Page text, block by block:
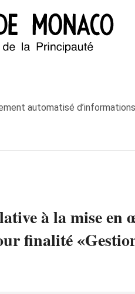
automatisé
à la mise
finalité